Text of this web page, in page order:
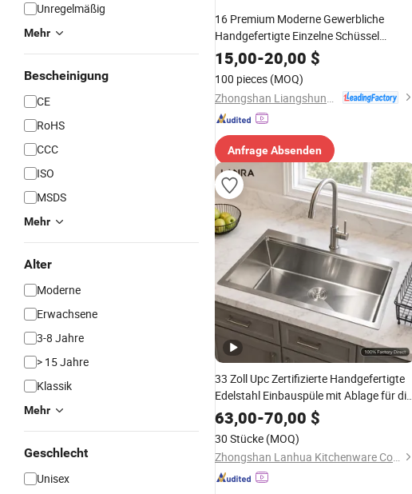
Unregelmäßig
Mehr
Bescheinigung
CE
RoHS
CCC
ISO
MSDS
Mehr
Alter
Moderne
Erwachsene
3-8 Jahre
> 15 Jahre
Klassik
Mehr
Geschlecht
Unisex
16 Premium Moderne Gewerbliche
Handgefertigte Einzelne Schüssel
Edelstahl Küchenspüle
15,00-20,00 $
100 pieces (MOQ)
Anfrage Absenden
33 Zoll Upc Zertifizierte Handgefertigte
Edelstahl Einbauspüle mit Ablage für die
Küche
63,00-70,00 $
30 Stücke (MOQ)
Zhongshan Lanhua Kitchenware Co., Ltd.